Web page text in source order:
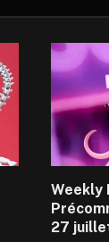
Weekly
27